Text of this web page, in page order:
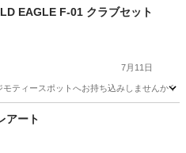
EAGLE F-01 クラブセット
7月11日
ィースポットへお持ち込みしませんか？
アート